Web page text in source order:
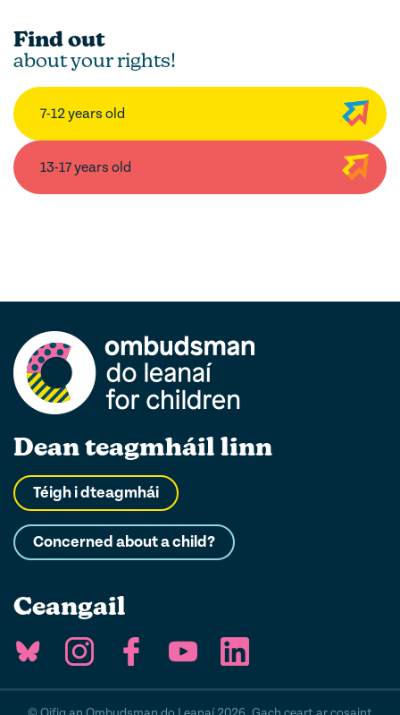
Find out
about your rights!
7-12 years old
13-17 years old
Dean teagmháil linn
Téigh i dteagmhái
Concerned about a child?
Ceangail